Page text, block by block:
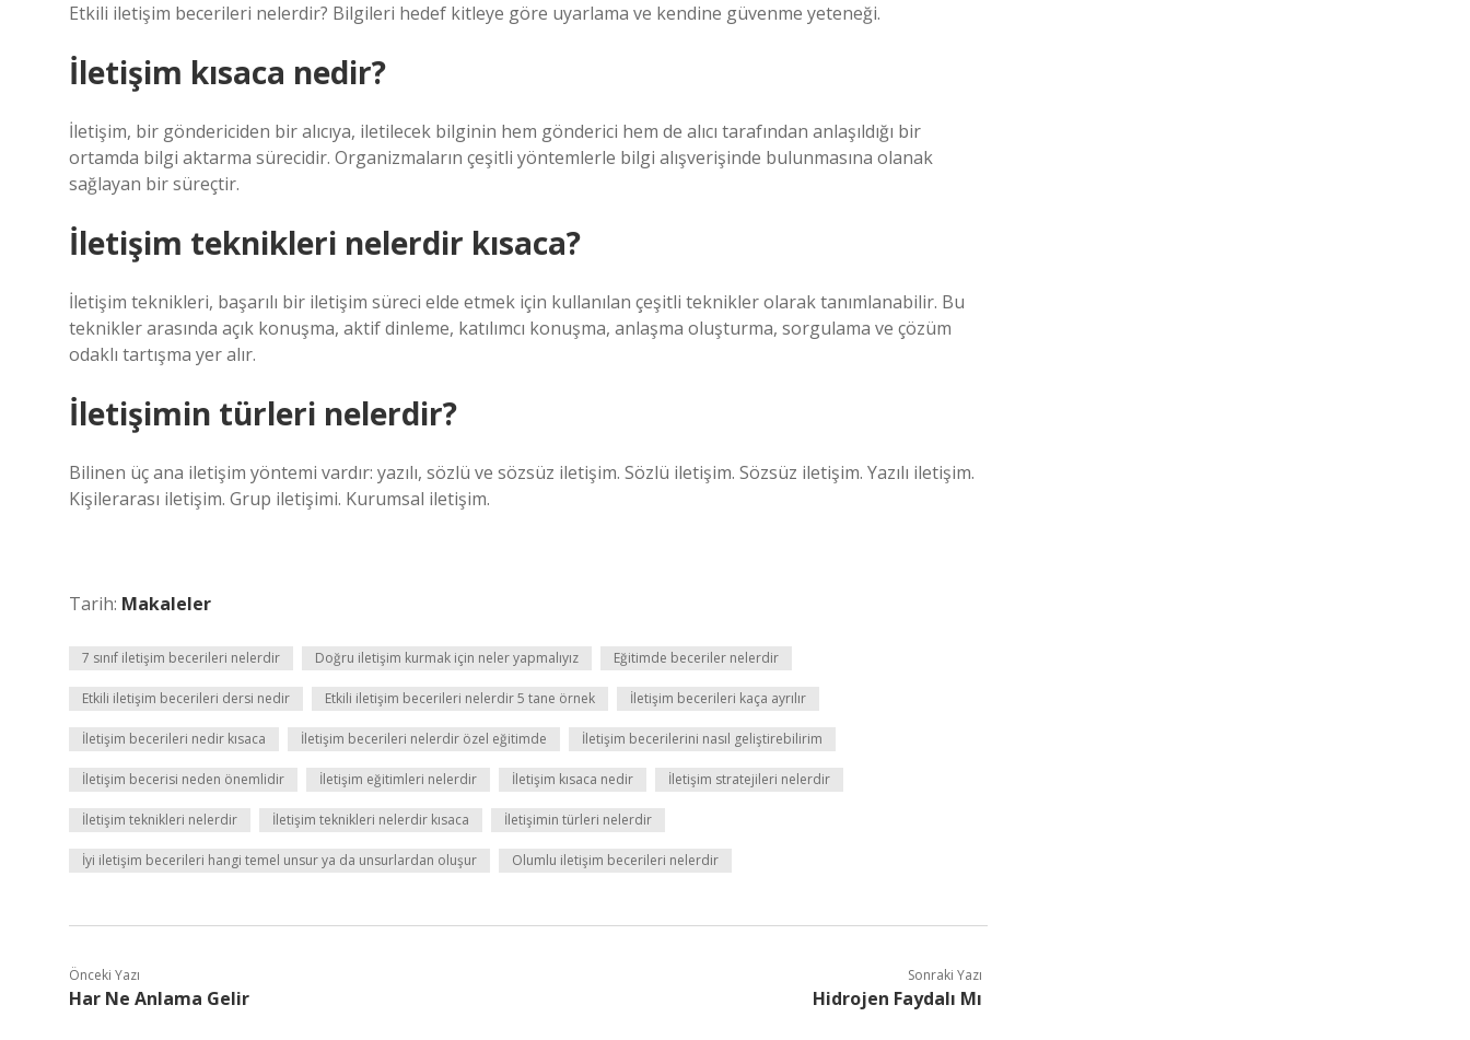
Etkili iletişim becerileri nelerdir? Bilgileri hedef kitleye göre uyarlama ve kendine güvenme yeteneği.
İletişim kısaca nedir?
İletişim, bir göndericiden bir alıcıya, iletilecek bilginin hem gönderici hem de alıcı tarafından anlaşıldığı bir
ortamda bilgi aktarma sürecidir. Organizmaların çeşitli yöntemlerle bilgi alışverişinde bulunmasına olanak
sağlayan bir süreçtir.
İletişim teknikleri nelerdir kısaca?
İletişim teknikleri, başarılı bir iletişim süreci elde etmek için kullanılan çeşitli teknikler olarak tanımlanabilir. Bu
teknikler arasında açık konuşma, aktif dinleme, katılımcı konuşma, anlaşma oluşturma, sorgulama ve çözüm
odaklı tartışma yer alır.
İletişimin türleri nelerdir?
Bilinen üç ana iletişim yöntemi vardır: yazılı, sözlü ve sözsüz iletişim. Sözlü iletişim. Sözsüz iletişim. Yazılı iletişim.
Kişilerarası iletişim. Grup iletişimi. Kurumsal iletişim.
Tarih: Makaleler
7 sınıf iletişim becerileri nelerdir Doğru iletişim kurmak için neler yapmalıyız Eğitimde beceriler nelerdir
Etkili iletişim becerileri dersi nedir Etkili iletişim becerileri nelerdir 5 tane örnek İletişim becerileri kaça ayrılır
İletişim becerileri nedir kısaca İletişim becerileri nelerdir özel eğitimde İletişim becerilerini nasıl geliştirebilirim
İletişim becerisi neden önemlidir İletişim eğitimleri nelerdir İletişim kısaca nedir İletişim stratejileri nelerdir
İletişim teknikleri nelerdir İletişim teknikleri nelerdir kısaca İletişimin türleri nelerdir
İyi iletişim becerileri hangi temel unsur ya da unsurlardan oluşur Olumlu iletişim becerileri nelerdir
Önceki Yazı
Har Ne Anlama Gelir
Sonraki Yazı
Hidrojen Faydalı Mı